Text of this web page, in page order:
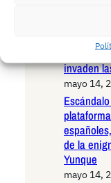
mayo 14,
La
cuidado
invaden
mayo 14,
de la
Yunque
mayo 14,